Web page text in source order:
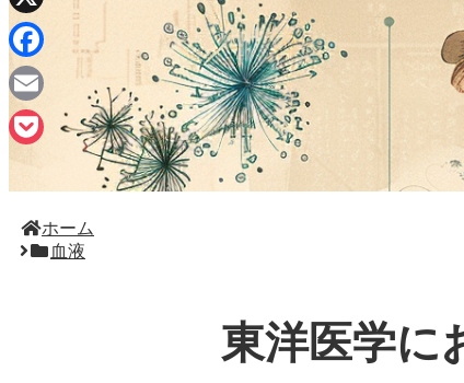
ホーム
血液
東洋医学に
X
Facebook
Email